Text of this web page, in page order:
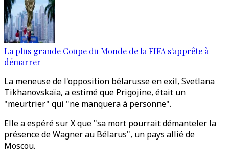
La plus grande Coupe du Monde de la FIFA s'apprête à
démarrer
La meneuse de l'opposition bélarusse en exil, Svetlana
Tikhanovskaïa, a estimé que Prigojine, était un
"meurtrier" qui "ne manquera à personne".
Elle a espéré sur X que "sa mort pourrait démanteler la
présence de Wagner au Bélarus", un pays allié de
Moscou.